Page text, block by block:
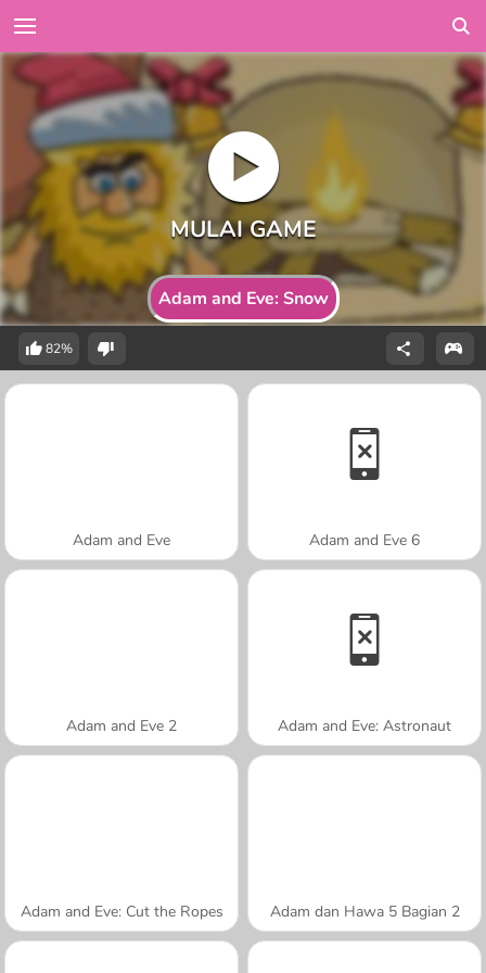
Adam and Eve: Snow
82%
Adam and Eve Adam and Eve 6
Adam and Eve 2 Adam and Eve: Astronaut
Adam and Eve: Cut the Ropes Adam dan Hawa 5 Bagian 2